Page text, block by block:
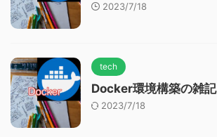
2023/7/18
tech
Docker環境構築の雑記
2023/7/18